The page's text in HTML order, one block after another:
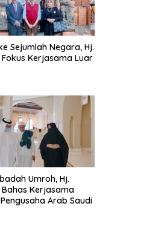
Sejumlah Negara, Hj.
Kerjasama Luar
Umroh, Hj.
Kerjasama
Arab Saudi